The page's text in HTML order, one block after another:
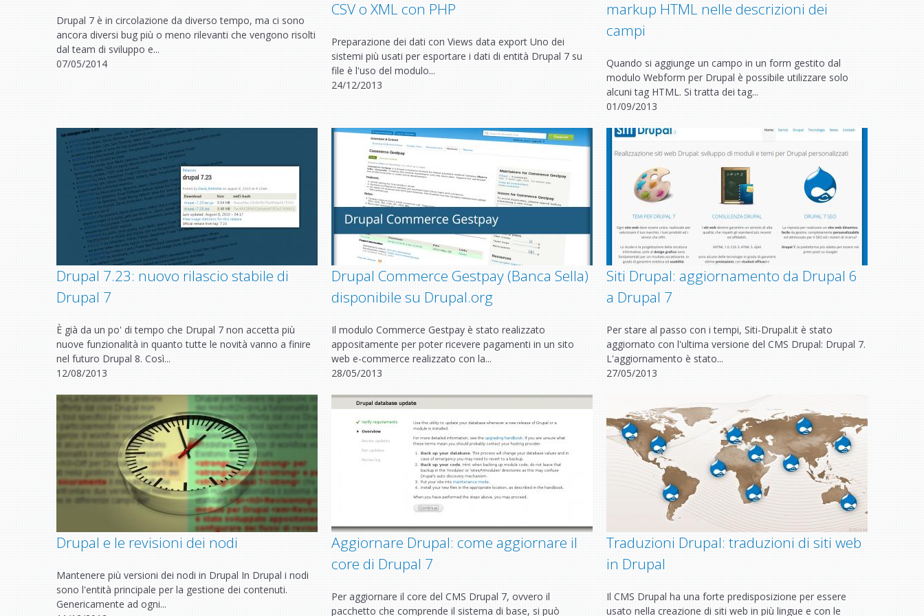
Drupal 7 è in circolazione da diverso tempo, ma ci sono
ancora diversi bug più o meno rilevanti che vengono risolti
dal team di sviluppo e...
07/05/2014
CSV o XML con PHP
Preparazione dei dati con Views data export Uno dei
sistemi più usati per esportare i dati di entità Drupal 7 su
file è l'uso del modulo...
24/12/2013
markup HTML nelle descrizioni dei
campi
Quando si aggiunge un campo in un form gestito dal
modulo Webform per Drupal è possibile utilizzare solo
alcuni tag HTML. Si tratta dei tag...
01/09/2013
Drupal 7.23: nuovo rilascio stabile di
Drupal 7
È già da un po' di tempo che Drupal 7 non accetta più
nuove funzionalità in quanto tutte le novità vanno a finire
nel futuro Drupal 8. Così...
12/08/2013
Drupal Commerce Gestpay (Banca Sella)
disponibile su Drupal.org
Il modulo Commerce Gestpay è stato realizzato
appositamente per poter ricevere pagamenti in un sito
web e-commerce realizzato con la...
28/05/2013
Siti Drupal: aggiornamento da Drupal 6
a Drupal 7
Per stare al passo con i tempi, Siti-Drupal.it è stato
aggiornato con l'ultima versione del CMS Drupal: Drupal 7.
L'aggiornamento è stato...
27/05/2013
Drupal e le revisioni dei nodi
Mantenere più versioni dei nodi in Drupal In Drupal i nodi
sono l'entità principale per la gestione dei contenuti.
Genericamente ad ogni...
Aggiornare Drupal: come aggiornare il
core di Drupal 7
Per aggiornare il core del CMS Drupal 7, ovvero il
pacchetto che comprende il sistema di base, si può
Traduzioni Drupal: traduzioni di siti web
in Drupal
Il CMS Drupal ha una forte predisposizione per essere
usato nella creazione di siti web in più lingue e con le